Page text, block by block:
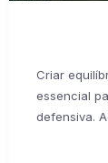
Criar
essencial
defensiva.